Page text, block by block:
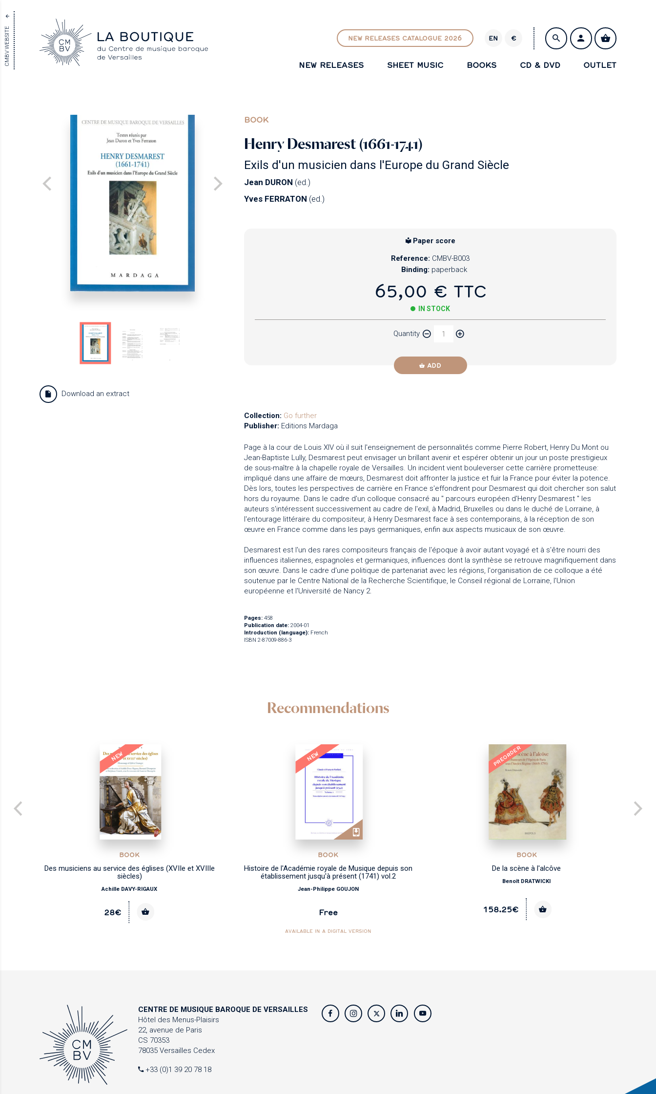
CMBV WEBSITE NEW RELEASES CATALOGUE 2026 EN
R
€
NEW RELEASES SHEET MUSIC BOOKS CD & DVD OUTLET
BOOK
Henry Desmarest (1661-1741)
Exils d'un musicien dans l'Europe du Grand Siècle
Jean DURON (ed.)
Yves FERRATON (ed.)
Download an extract
Paper score
Reference: CMBV-B003
Binding: paperback
65,00 € TTC
IN STOCK
Quantity
ADD
Collection: Go further
Publisher: Editions Mardaga
Page à la cour de Louis XIV où il suit l'enseignement de personnalités comme Pierre Robert, Henry Du Mont ou
Jean-Baptiste Lully, Desmarest peut envisager un brillant avenir et espérer obtenir un jour un poste prestigieux
de sous-maître à la chapelle royale de Versailles. Un incident vient bouleverser cette carrière prometteuse:
impliqué dans une affaire de mœurs, Desmarest doit affronter la justice et fuir la France pour éviter la potence.
Dès lors, toutes les perspectives de carrière en France s'effondrent pour Desmarest qui doit chercher son salut
hors du royaume. Dans le cadre d'un colloque consacré au " parcours européen d'Henry Desmarest " les
auteurs s'intéressent successivement au cadre de l'exil, à Madrid, Bruxelles ou dans le duché de Lorraine, à
l'entourage littéraire du compositeur, à Henry Desmarest face à ses contemporains, à la réception de son
œuvre en France comme dans les pays germaniques, enfin aux aspects musicaux de son œuvre.
Desmarest est l'un des rares compositeurs français de l'époque à avoir autant voyagé et à s'être nourri des
influences italiennes, espagnoles et germaniques, influences dont la synthèse se retrouve magnifiquement dans
son œuvre. Dans le cadre d'une politique de partenariat avec les régions, l'organisation de ce colloque a été
soutenue par le Centre National de la Recherche Scientifique, le Conseil régional de Lorraine, l'Union
européenne et l'Université de Nancy 2.
Pages: 458
Publication date: 2004-01
Introduction (language): French
ISBN 2-87009-886-3
Recommendations
NEW
BOOK
Des musiciens au service des églises (XVIIe et XVIIIe
siècles)
Achille DAVY-RIGAUX
28€
NEW
BOOK
Histoire de l'Académie royale de Musique depuis son
établissement jusqu'à présent (1741) vol.2
Jean-Philippe GOUJON
Free
AVAILABLE IN A DIGITAL VERSION
NEW
PREORDER
BOOK
De la scène à l'alcôve
Benoît DRATWICKI
158.25€
CENTRE DE MUSIQUE BAROQUE DE VERSAILLES
Hôtel des Menus-Plaisirs
22, avenue de Paris
CS 70353
78035 Versailles Cedex
+33 (0)1 39 20 78 18